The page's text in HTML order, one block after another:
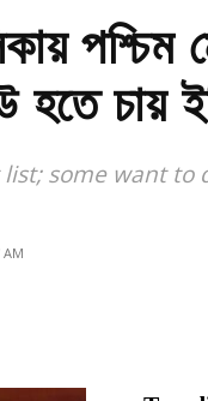
পশ্চিম
চায়
some want to